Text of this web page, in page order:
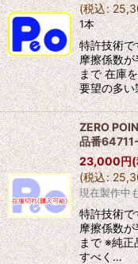
(税込:
1本
特許技術
摩擦係数
まで 在庫
要望の多
ZERO
品番
23,000円(
(税込:
現在製作中
特許技術
摩擦係数
まで ※純正
すべく…